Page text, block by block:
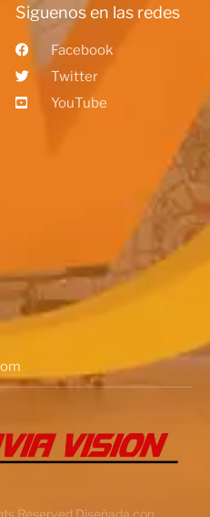
Siguenos en las redes
Facebook
Twitter
YouTube